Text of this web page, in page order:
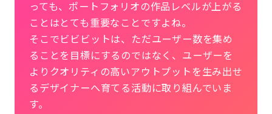
っても、ポートフォリオの作品レベルが上がる
ことはとても重要なことですよね。
そこでビビビットは、ただユーザー数を集め
ることを目標にするのではなく、ユーザーを
よりクオリティの高いアウトプットを生み出せ
るデザイナーへ育てる活動に取り組んでいま
す。